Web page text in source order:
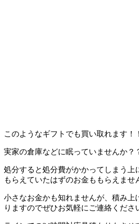
このようなギフトでも買い取れます！
実家の倉庫などに眠っていませんか？
処分すると処分費がかかってしまう上
もらえていたはずのお金ももらえませ
小さなお金かも知れませんが、積み上
りますのでぜひお気軽にご連絡くださ